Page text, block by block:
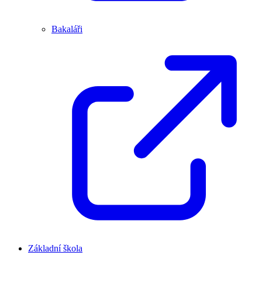
Bakaláři
Základní škola